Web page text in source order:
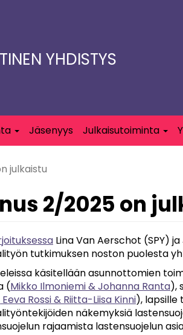
YHDISTYS
Jäsenyys Julkaisutoiminta
julkaistu
2/2025 on
Lina Van Aerschot (SPY)
tutkimuksen noston puolesta
käsitellään asunnottomien
(Mikko Ilmoniemi & Johanna Ranta),
Eeva Rossi & Riitta-Liisa Kinni),
näkemyksiä
rajaamista lastensuojelun